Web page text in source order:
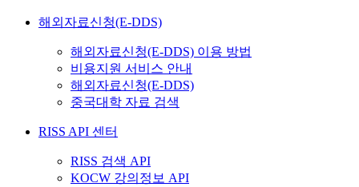
해외자료신청(E-DDS)
해외자료신청(E-DDS) 이용 방법
비용지원 서비스 안내
해외자료신청(E-DDS)
중국대학 자료 검색
RISS API 센터
RISS 검색 API
KOCW 강의정보 API